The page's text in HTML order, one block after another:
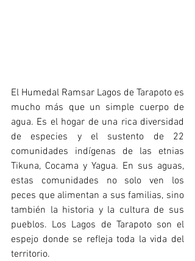
El Humedal Ramsar Lagos de Tarapoto es
mucho más que un simple cuerpo de
agua. Es el hogar de una rica diversidad
de especies y el sustento de 22
comunidades indígenas de las etnias
Tikuna, Cocama y Yagua. En sus aguas,
estas comunidades no solo ven los
peces que alimentan a sus familias, sino
también la historia y la cultura de sus
pueblos. Los Lagos de Tarapoto son el
espejo donde se refleja toda la vida del
territorio.